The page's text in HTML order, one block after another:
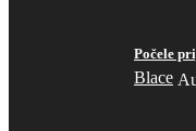
Počele
Blace